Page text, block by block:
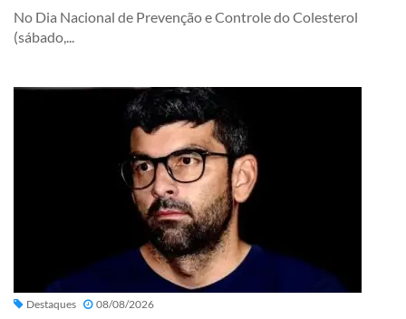
No Dia Nacional de Prevenção e Controle do Colesterol
(sábado,...
Destaques 08/08/2026